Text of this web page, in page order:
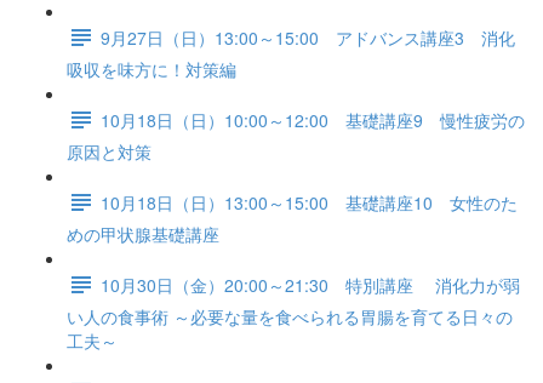
9月27日（日）13:00～15:00 アドバンス講座3 消化
吸収を味方に！対策編
10月18日（日）10:00～12:00 基礎講座9 慢性疲労の
原因と対策
10月18日（日）13:00～15:00 基礎講座10 女性のた
めの甲状腺基礎講座
10月30日（金）20:00～21:30 特別講座 消化力が弱
い人の食事術 ～必要な量を食べられる胃腸を育てる日々の
工夫～